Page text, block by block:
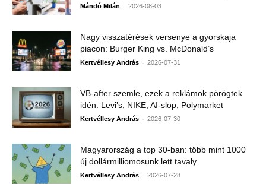
Mándó Milán - 2026-08-03
Nagy visszatérések versenye a gyorskaja
piacon: Burger King vs. McDonald’s
Kertvéllesy András - 2026-07-31
VB-after szemle, ezek a reklámok pörögtek
idén: Levi’s, NIKE, AI-slop, Polymarket
Kertvéllesy András - 2026-07-30
Magyarország a top 30-ban: több mint 1000
új dollármilliomosunk lett tavaly
Kertvéllesy András - 2026-07-28